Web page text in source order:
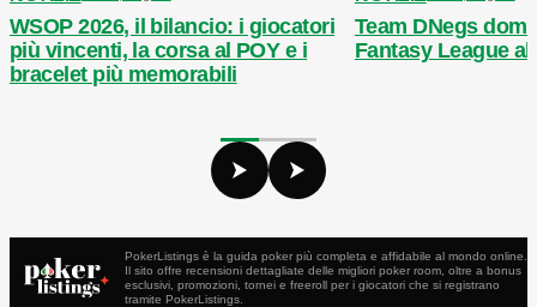
WSOP 2026, il bilancio: i giocatori
più vincenti, la corsa al POY e i
bracelet più memorabili
Team DNegs
Fantasy League
PokerListings è la guida poker più completa e affidabile al mondo online.
Il sito offre recensioni dettagliate delle migliori poker room, oltre a bonus
esclusivi, promozioni, tornei e freeroll per i giocatori che si registrano
tramite PokerListings.